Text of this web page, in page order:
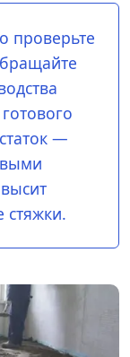
проверьте
—
стяжки.